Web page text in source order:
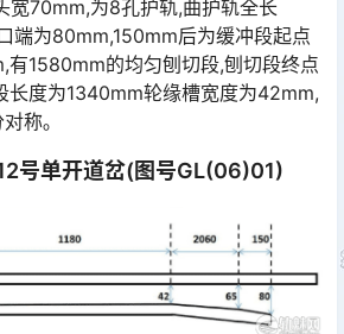
宽70mm,为8孔护轨,曲护轨全长
端为80mm,150mm后为缓冲段起点
1580mm的均匀刨切段,刨切段终点
长度为1340mm轮缘槽宽度为42mm,
称｡󠅅󠅃󠄵󠅂󠄪󠇖󠆨󠆨󠇕󠆞󠆒󠅬󠇘󠆭󠆘󠇙󠆝󠅵󠇗󠆭󠆁󠄐󠇗󠅹󠅸󠇖󠆍󠅳󠇖󠅹󠅰󠇖󠆌󠅹
号单开道岔(图号GL(06)01)